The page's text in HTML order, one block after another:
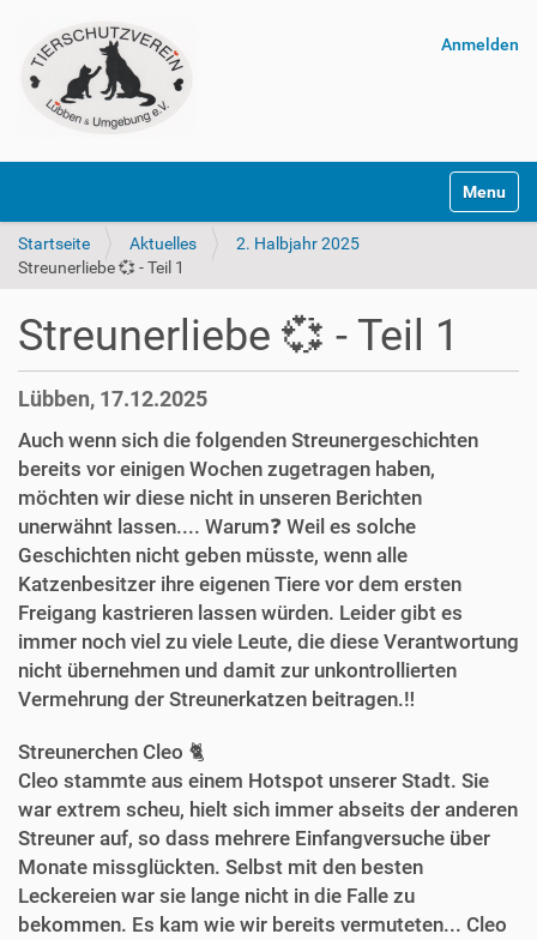
Anmelden
Startseite Aktuelles
2. Halbjahr 2025
Streunerliebe 💞 - Teil 1
Streunerliebe 💞 - Teil 1
Lübben, 17.12.2025
Auch wenn sich die folgenden Streunergeschichten
bereits vor einigen Wochen zugetragen haben,
möchten wir diese nicht in unseren Berichten
unerwähnt lassen.... Warum❓️ Weil es solche
Geschichten nicht geben müsste, wenn alle
Katzenbesitzer ihre eigenen Tiere vor dem ersten
Freigang kastrieren lassen würden. Leider gibt es
immer noch viel zu viele Leute, die diese Verantwortung
nicht übernehmen und damit zur unkontrollierten
Vermehrung der Streunerkatzen beitragen.‼️
Streunerchen Cleo 🐈‍
Cleo stammte aus einem Hotspot unserer Stadt. Sie
war extrem scheu, hielt sich immer abseits der anderen
Streuner auf, so dass mehrere Einfangversuche über
Monate missglückten. Selbst mit den besten
Leckereien war sie lange nicht in die Falle zu
bekommen. Es kam wie wir bereits vermuteten... Cleo